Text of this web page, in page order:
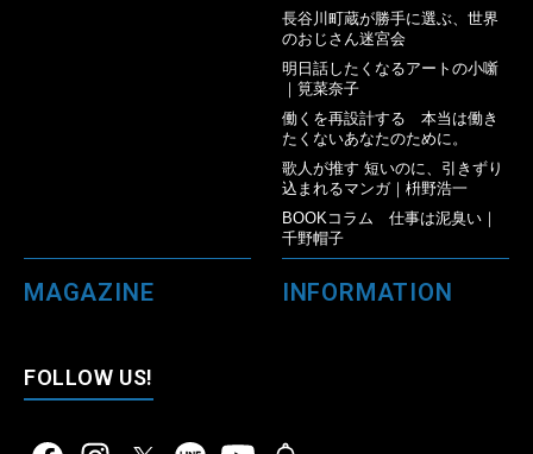
長谷川町蔵が勝手に選ぶ、世界
のおじさん迷宮会
明日話したくなるアートの小噺
｜筧菜奈子
働くを再設計する 本当は働き
たくないあなたのために。
歌人が推す 短いのに、引きずり
込まれるマンガ｜枡野浩一
BOOKコラム 仕事は泥臭い｜
千野帽子
MAGAZINE INFORMATION
FOLLOW US!